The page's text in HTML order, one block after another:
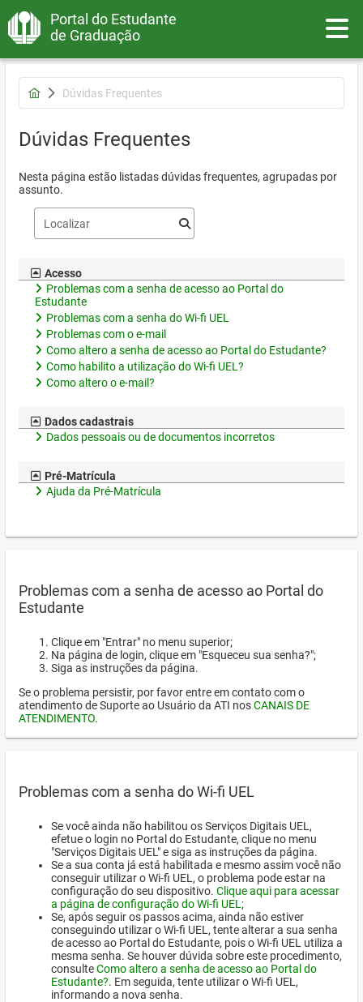
Portal do Estudante
de Graduação
Dúvidas Frequentes
Dúvidas Frequentes
Nesta página estão listadas dúvidas frequentes, agrupadas por
assunto.
Acesso
Problemas com a senha de acesso ao Portal do
Estudante
Problemas com a senha do Wi-fi UEL
Problemas com o e-mail
Como altero a senha de acesso ao Portal do Estudante?
Como habilito a utilização do Wi-fi UEL?
Como altero o e-mail?
Dados cadastrais
Dados pessoais ou de documentos incorretos
Pré-Matrícula
Ajuda da Pré-Matrícula
Problemas com a senha de acesso ao Portal do
Estudante
Clique em "Entrar" no menu superior;
Na página de login, clique em "Esqueceu sua senha?";
Siga as instruções da página.
Se o problema persistir, por favor entre em contato com o
atendimento de Suporte ao Usuário da ATI nosCANAIS DE
ATENDIMENTO.
Problemas com a senha do Wi-fi UEL
Se você ainda não habilitou os Serviços Digitais UEL,
efetue o login no Portal do Estudante, clique no menu
"Serviços Digitais UEL" e siga as instruções da página.
Se a sua conta já está habilitada e mesmo assim você não
conseguir utilizar o Wi-fi UEL, o problema pode estar na
configuração do seu dispositivo. Clique aqui para acessar
a página de configuração do Wi-fi UEL ;
Se, após seguir os passos acima, ainda não estiver
conseguindo utilizar o Wi-fi UEL, tente alterar a sua senha
de acesso ao Portal do Estudante, pois o Wi-fi UEL utiliza a
mesma senha. Se houver dúvida sobre este procedimento,
consulteComo altero a senha de acesso ao Portal do
Estudante?. Em seguida, tente utilizar o Wi-fi UEL,
informando a nova senha.